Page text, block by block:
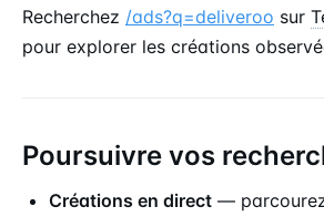
Recherchez /ads?q=deliveroo sur
pour explorer les créations
Poursuivre vos
Créations en direct —